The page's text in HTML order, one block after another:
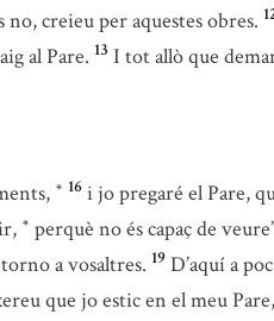
creieu per aquestes obres.
al Pare. 13 I tot allò que
* 16 i jo pregaré el Pare,
* perquè no és capaç de
a vosaltres. 19 D’aquí a
que jo estic en el meu